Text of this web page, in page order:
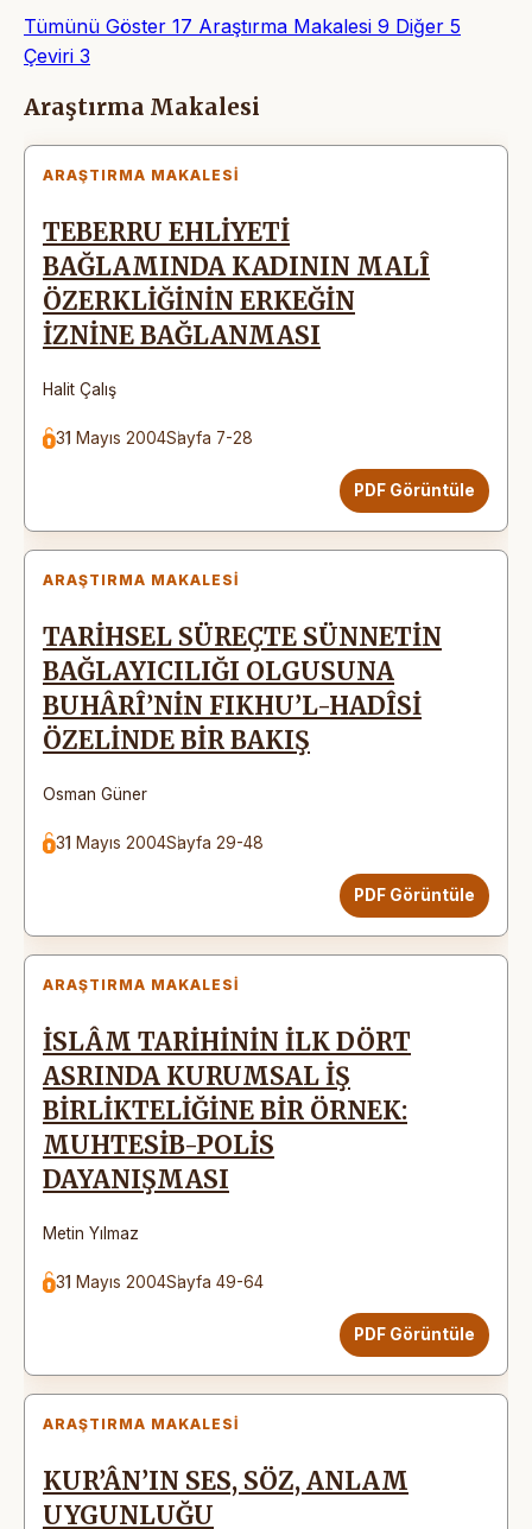
Tümünü Göster 17 Araştırma Makalesi 9 Diğer 5
Çeviri 3
Makaleler
Araştırma Makalesi
ARAŞTIRMA MAKALESI
TEBERRU EHLİYETİ
BAĞLAMINDA KADININ MALÎ
ÖZERKLİĞİNİN ERKEĞİN
İZNİNE BAĞLANMASI
Halit Çalış
31 Mayıs 2004Sayfa 7-28
PDF Görüntüle
ARAŞTIRMA MAKALESI
TARİHSEL SÜREÇTE SÜNNETİN
BAĞLAYICILIĞI OLGUSUNA
BUHÂRÎ’NİN FIKHU’L-HADÎSİ
ÖZELİNDE BİR BAKIŞ
Osman Güner
31 Mayıs 2004Sayfa 29-48
PDF Görüntüle
ARAŞTIRMA MAKALESI
İSLÂM TARİHİNİN İLK DÖRT
ASRINDA KURUMSAL İŞ
BİRLİKTELİĞİNE BİR ÖRNEK:
MUHTESİB-POLİS
DAYANIŞMASI
Metin Yılmaz
31 Mayıs 2004Sayfa 49-64
PDF Görüntüle
ARAŞTIRMA MAKALESI
KUR’ÂN’IN SES, SÖZ, ANLAM
UYGUNLUĞU